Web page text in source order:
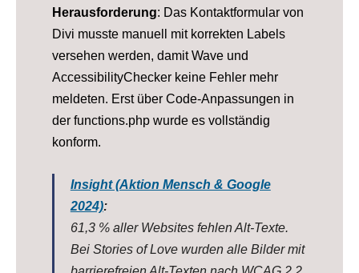
Herausforderung: Das Kontaktformular von
Divi musste manuell mit korrekten Labels
versehen werden, damit Wave und
AccessibilityChecker keine Fehler mehr
meldeten. Erst über Code-Anpassungen in
der functions.php wurde es vollständig
konform.
Insight (Aktion Mensch & Google
2024):
61,3 % aller Websites fehlen Alt-Texte.
Bei Stories of Love wurden alle Bilder mit